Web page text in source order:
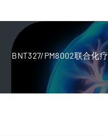
BNT327/PM8002联合化